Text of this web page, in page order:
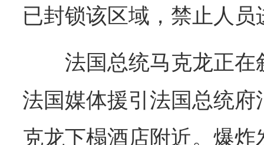
已封锁该区域，禁止人员
法国总统马克龙正
法国媒体援引法国总统
克龙下榻酒店附近。爆